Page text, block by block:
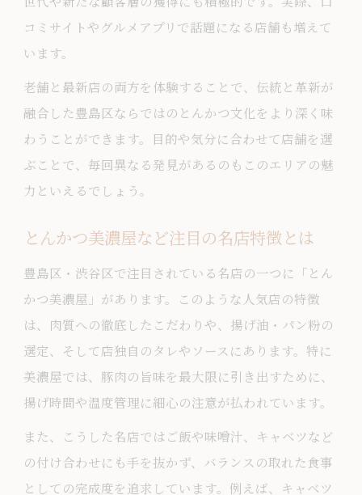
コミサイトやグルメアプリで話題になる店舗も増えて
います。
老舗と最新店の両方を体験することで、伝統と革新が
融合した豊島区ならではのとんかつ文化をより深く味
わうことができます。目的や気分に合わせて店舗を選
ぶことで、毎回異なる発見があるのもこのエリアの魅
力といえるでしょう。
とんかつ美濃屋など注目の名店特徴とは
豊島区・渋谷区で注目されている名店の一つに「とん
かつ美濃屋」があります。このような人気店の特徴
は、肉質への徹底したこだわりや、揚げ油・パン粉の
選定、そして店独自のタレやソースにあります。特に
美濃屋では、豚肉の旨味を最大限に引き出すために、
揚げ時間や温度管理に細心の注意が払われています。
また、こうした名店ではご飯や味噌汁、キャベツなど
の付け合わせにも手を抜かず、バランスの取れた食事
としての完成度を追求しています。例えば、キャベツ